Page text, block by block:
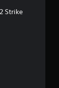
d
Strike